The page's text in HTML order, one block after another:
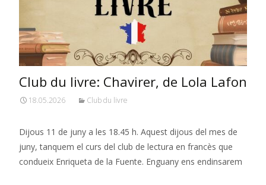
Club du livre: Chavirer, de Lola Lafon
18.05.2026 Club du livre
Dijous 11 de juny a les 18.45 h. Aquest dijous del mes de
juny, tanquem el curs del club de lectura en francès que
condueix Enriqueta de la Fuente. Enguany ens endinsarem